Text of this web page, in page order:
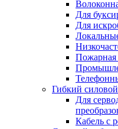
Для
Для
Пожарная
Гибкий
Для
Кабель с